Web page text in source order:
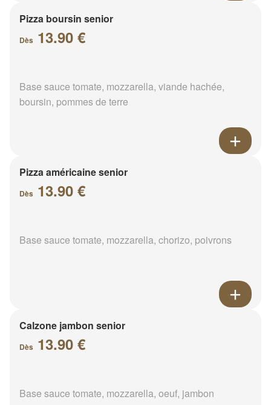
Pizza boursin senior
Dès 13.90 €
Base sauce tomate, mozzarella, viande hachée,
boursin, pommes de terre
Pizza américaine senior
Dès 13.90 €
Base sauce tomate, mozzarella, chorizo, poivrons
Calzone jambon senior
Dès 13.90 €
Base sauce tomate, mozzarella, oeuf, jambon